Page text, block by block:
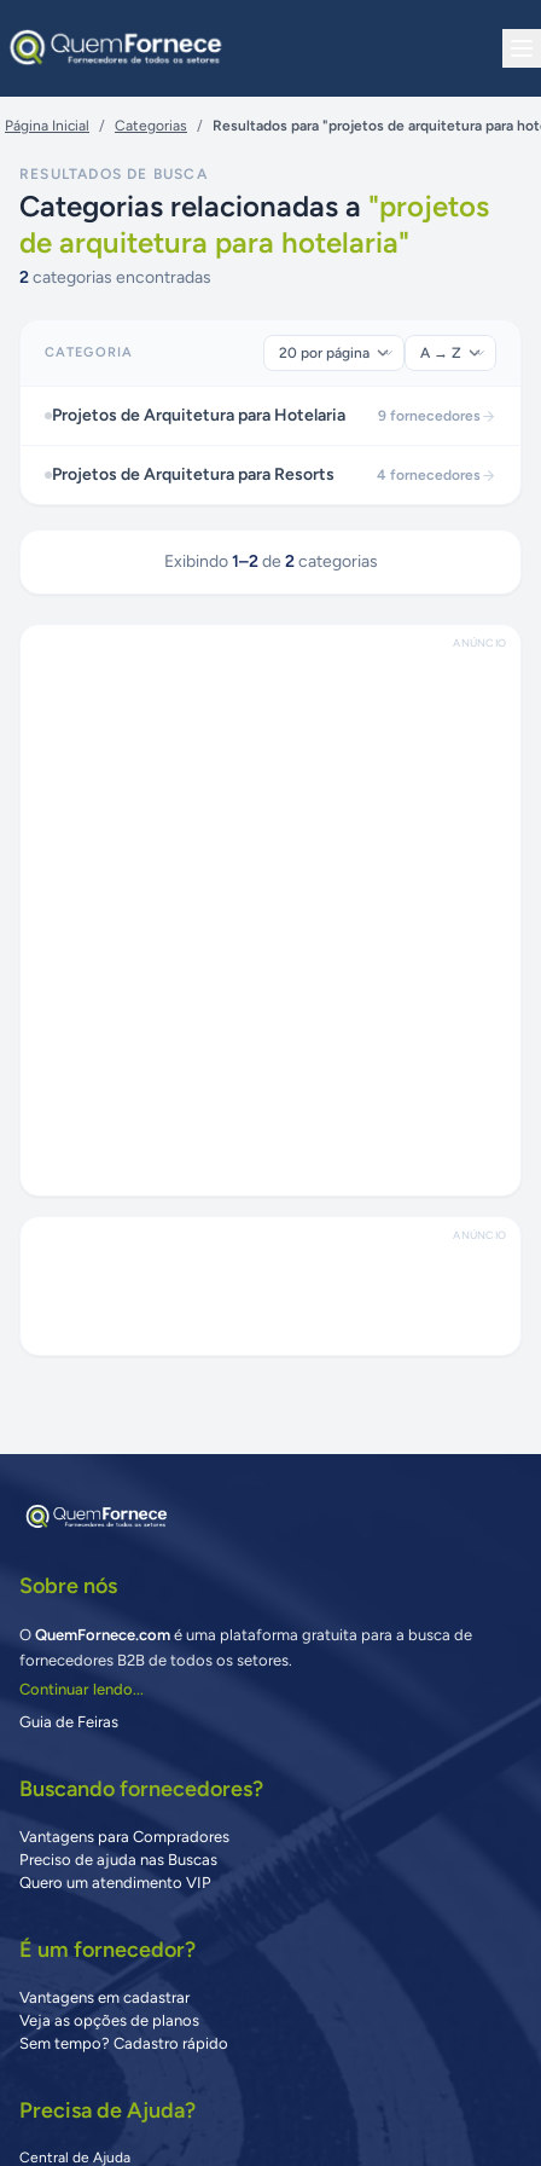
Página Inicial / Categorias / Resultados para "projetos de arquitetura para
RESULTADOS DE BUSCA
Categorias relacionadas a "projetos
de arquitetura para hotelaria"
2categorias encontradas
CATEGORIA
Projetos de Arquitetura para Hotelaria 9 fornecedores
Projetos de Arquitetura para Resorts 4 fornecedores
Exibindo 1–2 de 2 categorias
ANÚNCIO
ANÚNCIO
Sobre nós
O QuemFornece.com é uma plataforma gratuita para a busca de
fornecedores B2B de todos os setores.
Continuar lendo...
Guia de Feiras
Buscando fornecedores?
Vantagens para Compradores
Preciso de ajuda nas Buscas
Quero um atendimento VIP
É um fornecedor?
Vantagens em cadastrar
Veja as opções de planos
Sem tempo? Cadastro rápido
Precisa de Ajuda?
Central de Ajuda